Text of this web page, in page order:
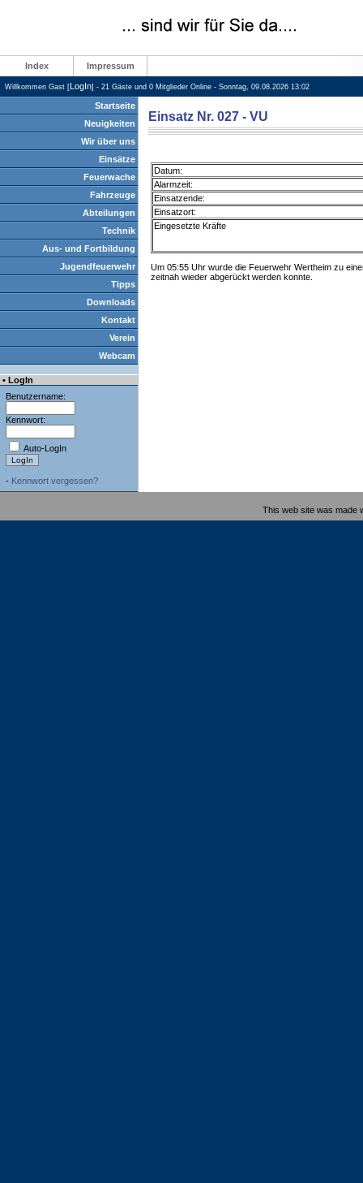
Index Impressum
Willkommen Gast [LogIn] - 21 Gäste und 0 Mitglieder Online - Sonntag, 09.08.2026 13:02
Startseite
Neuigkeiten
Wir über uns
Einsätze
Feuerwache
Fahrzeuge
Abteilungen
Technik
Aus- und Fortbildung
Jugendfeuerwehr
Tipps
Downloads
Kontakt
Verein
Webcam
• LogIn
Benutzername:
Kennwort:
Auto-LogIn
- Kennwort vergessen?
Einsatz Nr. 027 - VU
Datum:
Alarmzeit:
Einsatzende:
Einsatzort:
Eingesetzte Kräfte
Um 05:55 Uhr wurde die Feuerwehr Wertheim zu
zeitnah wieder abgerückt werden konnte.
This web site was made